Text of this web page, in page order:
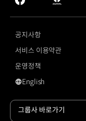
facebook
hmg
journal
공지사항
서비스 이용약관
운영정책
영문 사이트로 이동
English
그룹사 바로가기